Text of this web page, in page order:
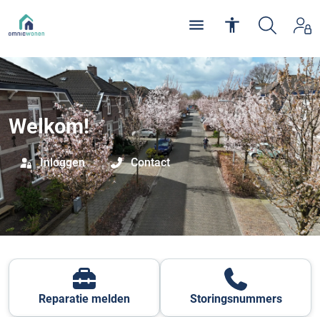
Welkom!
Inloggen Contact
Reparatie melden Storingsnummers